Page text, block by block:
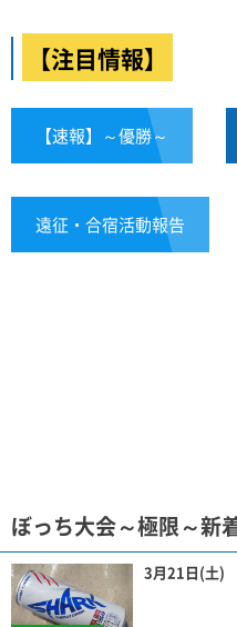
【注目情報】
【速報】～優勝～
遠征・合宿活動報告
ぼっち大会～極限～新
3月21日(土)